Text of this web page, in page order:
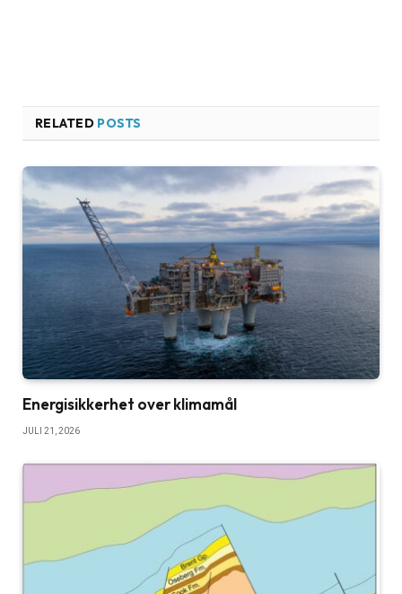
RELATED POSTS
Energisikkerhet over klimamål
JULI 21, 2026